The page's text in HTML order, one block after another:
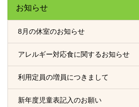
お知らせ
8月の休室のお知らせ
アレルギー対応食に関するお知らせ
利用定員の増員につきまして
新年度児童表記入のお願い